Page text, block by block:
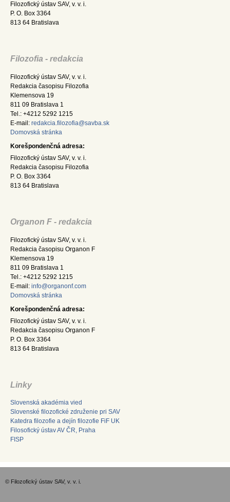
Filozofický ústav SAV, v. v. i.
P. O. Box 3364
813 64 Bratislava
Filozofia - redakcia
Filozofický ústav SAV, v. v. i.
Redakcia časopisu Filozofia
Klemensova 19
811 09 Bratislava 1
Tel.: +4212 5292 1215
E-mail: redakcia.filozofia@savba.sk
Domovská stránka
Korešpondenčná adresa:
Filozofický ústav SAV, v. v. i.
Redakcia časopisu Filozofia
P. O. Box 3364
813 64 Bratislava
Organon F - redakcia
Filozofický ústav SAV, v. v. i.
Redakcia časopisu Organon F
Klemensova 19
811 09 Bratislava 1
Tel.: +4212 5292 1215
E-mail: info@organonf.com
Domovská stránka
Korešpondenčná adresa:
Filozofický ústav SAV, v. v. i.
Redakcia časopisu Organon F
P. O. Box 3364
813 64 Bratislava
Linky
Slovenská akadémia vied
Slovenské filozofické združenie pri SAV
Katedra filozofie a dejín filozofie FiF UK
Filosofický ústav AV ČR, Praha
FISP
© Filozofický ústav SAV, v. v. i.